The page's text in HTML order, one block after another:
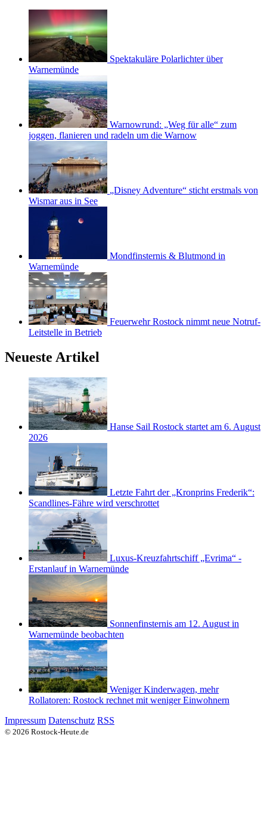
Spektakuläre Polarlichter über
Warnemünde
Warnowrund: „Weg für alle“ zum
joggen, flanieren und radeln um die Warnow
„Disney Adventure“ sticht erstmals von
Wismar aus in See
Mondfinsternis & Blutmond in
Warnemünde
Feuerwehr Rostock nimmt neue Notruf-
Leitstelle in Betrieb
Neueste Artikel
Hanse Sail Rostock startet am 6. August
2026
Letzte Fahrt der „Kronprins Frederik“:
Scandlines-Fähre wird verschrottet
Luxus-Kreuzfahrtschiff „Evrima“ -
Erstanlauf in Warnemünde
Sonnenfinsternis am 12. August in
Warnemünde beobachten
Weniger Kinderwagen, mehr
Rollatoren: Rostock rechnet mit weniger Einwohnern
Impressum Datenschutz RSS
© 2026 Rostock-Heute.de